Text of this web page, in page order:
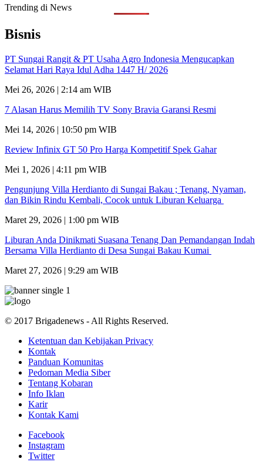
Trending di News
Bisnis
PT Sungai Rangit & PT Usaha Agro Indonesia Mengucapkan
Selamat Hari Raya Idul Adha 1447 H/ 2026
Mei 26, 2026 | 2:14 am WIB
7 Alasan Harus Memilih TV Sony Bravia Garansi Resmi
Mei 14, 2026 | 10:50 pm WIB
Review Infinix GT 50 Pro Harga Kompetitif Spek Gahar
Mei 1, 2026 | 4:11 pm WIB
Pengunjung Villa Herdianto di Sungai Bakau ; Tenang, Nyaman,
dan Bikin Rindu Kembali, Cocok untuk Liburan Keluarga
Maret 29, 2026 | 1:00 pm WIB
Liburan Anda Dinikmati Suasana Tenang Dan Pemandangan Indah
Bersama Villa Herdianto di Desa Sungai Bakau Kumai
Maret 27, 2026 | 9:29 am WIB
© 2017 Brigadenews - All Rights Reserved.
Ketentuan dan Kebijakan Privacy
Kontak
Panduan Komunitas
Pedoman Media Siber
Tentang Kobaran
Info Iklan
Karir
Kontak Kami
Facebook
Instagram
Twitter